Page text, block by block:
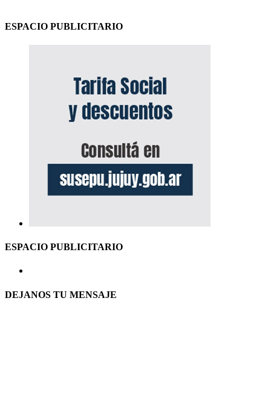
ESPACIO PUBLICITARIO
ESPACIO PUBLICITARIO
DEJANOS TU MENSAJE